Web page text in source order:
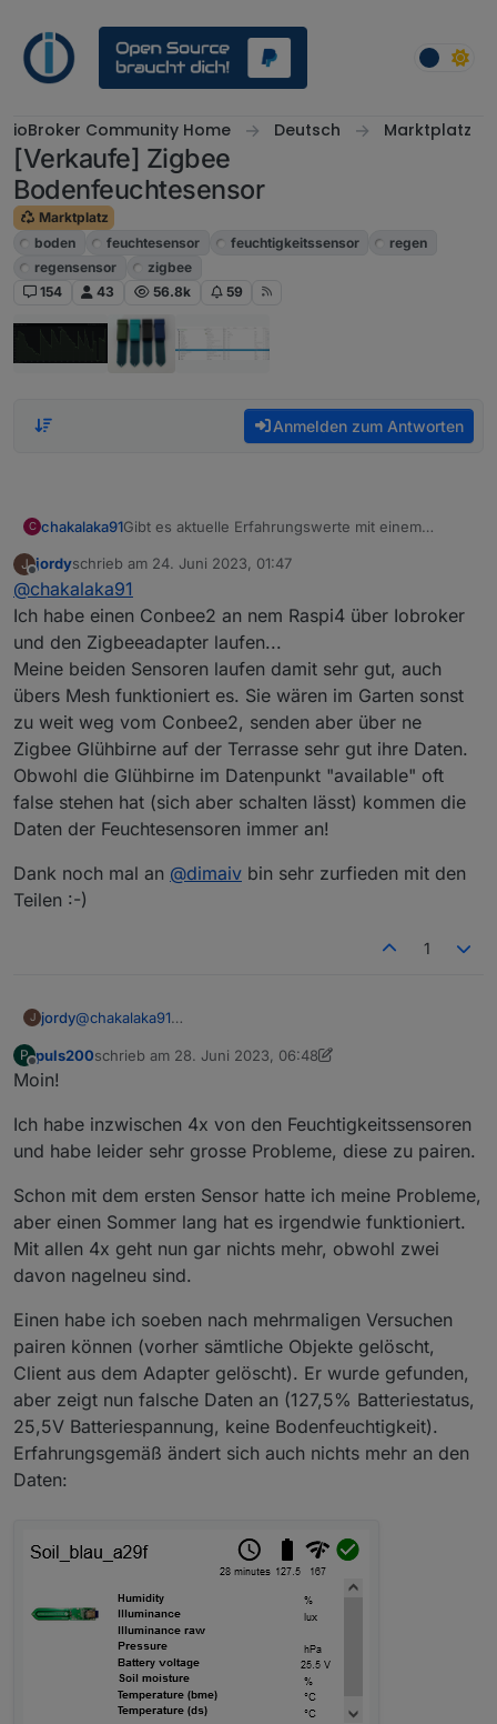
ioBroker Community Home Deutsch Marktplatz
[Verkaufe] Zigbee
Bodenfeuchtesensor
Marktplatz
boden
feuchtesensor feuchtigkeitssensor
regen
regensensor
zigbee
154
43 56.8k 59
Anmelden zum Antworten
C chakalaka91Gibt es aktuelle Erfahrungswerte mit einem
Netzwerk darüber laufen und würde ungern
wechseln.
J
Offline
jordyschrieb am 24. Juni 2023, 01:47
zuletzt editiert von
@chakalaka91
Ich habe einen Conbee2 an nem Raspi4 über Iobroker
und den Zigbeeadapter laufen...
Meine beiden Sensoren laufen damit sehr gut, auch
übers Mesh funktioniert es. Sie wären im Garten sonst
zu weit weg vom Conbee2, senden aber über ne
Zigbee Glühbirne auf der Terrasse sehr gut ihre Daten.
Obwohl die Glühbirne im Datenpunkt "available" oft
false stehen hat (sich aber schalten lässt) kommen die
Daten der Feuchtesensoren immer an!
Dank noch mal an @dimaiv bin sehr zurfieden mit den
Teilen :-)
1
J jordy@chakalaka91
und den Zigbeeadapter laufen...
zu weit weg vom Conbee2, senden aber über ne Zigbee
Glühbirne auf der Terrasse sehr gut ihre Daten.
Obwohl die Glühbirne im Datenpunkt "available" oft false
stehen hat (sich aber schalten lässt) kommen die Daten
der Feuchtesensoren immer an!
Dank noch mal an@dimaivbin sehr zurfieden mit den
P
Offline
puls200schrieb am 28. Juni 2023, 06:48
zuletzt editiert von puls200
Moin!
Ich habe inzwischen 4x von den Feuchtigkeitssensoren
und habe leider sehr grosse Probleme, diese zu pairen.
Schon mit dem ersten Sensor hatte ich meine Probleme,
aber einen Sommer lang hat es irgendwie funktioniert.
Mit allen 4x geht nun gar nichts mehr, obwohl zwei
davon nagelneu sind.
Einen habe ich soeben nach mehrmaligen Versuchen
pairen können (vorher sämtliche Objekte gelöscht,
Client aus dem Adapter gelöscht). Er wurde gefunden,
aber zeigt nun falsche Daten an (127,5% Batteriestatus,
25,5V Batteriespannung, keine Bodenfeuchtigkeit).
Erfahrungsgemäß ändert sich auch nichts mehr an den
Daten: